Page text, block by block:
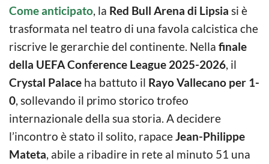
Come anticipato, la Red Bull Arena di Lipsia si è
trasformata nel teatro di una favola calcistica che
riscrive le gerarchie del continente. Nella finale
della UEFA Conference League 2025-2026, il
Crystal Palace ha battuto il Rayo Vallecano per 1-
0, sollevando il primo storico trofeo
internazionale della sua storia. A decidere
l’incontro è stato il solito, rapaceJean-Philippe
Mateta, abile a ribadire in rete al minuto 51 una